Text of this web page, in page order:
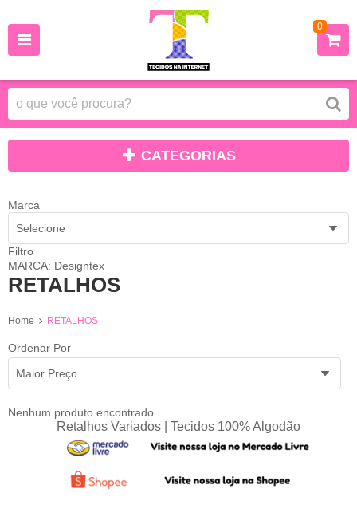
0
CATEGORIAS
Marca
Selecione
Filtro
MARCA: Designtex
RETALHOS
Home RETALHOS
Ordenar Por
Maior Preço
Nenhum produto encontrado.
Retalhos Variados | Tecidos 100% Algodão